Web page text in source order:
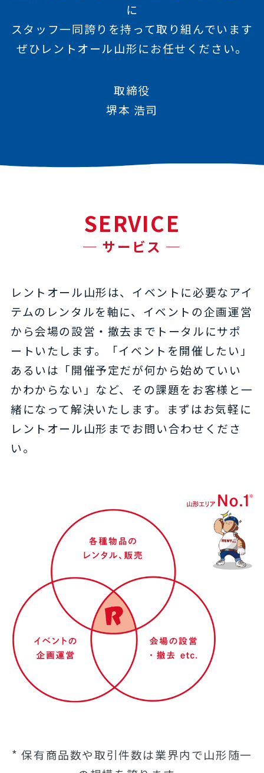
に
スタッフ一同誇りを持って取り組んでいます
ぜひレントオール山形にお任せください。
取締役
堺本 浩司
SERVICE
─ サービス ─
レントオール山形は、イベントに必要なアイ
テムのレンタルを軸に、イベントの企画運営
から会場の設営・撤去までトータルにサポ
ートいたします。「イベントを開催したい」
あるいは「開催予定だが何から始めていい
かわからない」など、その課題をお客様と一
緒になって解決いたします。まずはお気軽に
レントオール山形までお問い合わせくださ
い。
* 保有商品数や取引件数は業界内で山形随一